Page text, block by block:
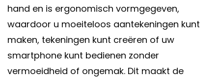
hand en is ergonomisch vormgegeven,
waardoor u moeiteloos aantekeningen kunt
maken, tekeningen kunt creëren of uw
smartphone kunt bedienen zonder
vermoeidheid of ongemak. Dit maakt de